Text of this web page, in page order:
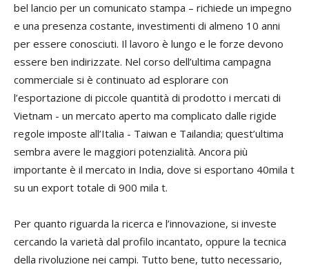
bel lancio per un comunicato stampa – richiede un impegno
e una presenza costante, investimenti di almeno 10 anni
per essere conosciuti. Il lavoro è lungo e le forze devono
essere ben indirizzate. Nel corso dell’ultima campagna
commerciale si è continuato ad esplorare con
l’esportazione di piccole quantità di prodotto i mercati di
Vietnam - un mercato aperto ma complicato dalle rigide
regole imposte all’Italia - Taiwan e Tailandia; quest’ultima
sembra avere le maggiori potenzialità. Ancora più
importante è il mercato in India, dove si esportano 40mila t
su un export totale di 900 mila t.
Per quanto riguarda la ricerca e l’innovazione, si investe
cercando la varietà dal profilo incantato, oppure la tecnica
della rivoluzione nei campi. Tutto bene, tutto necessario,